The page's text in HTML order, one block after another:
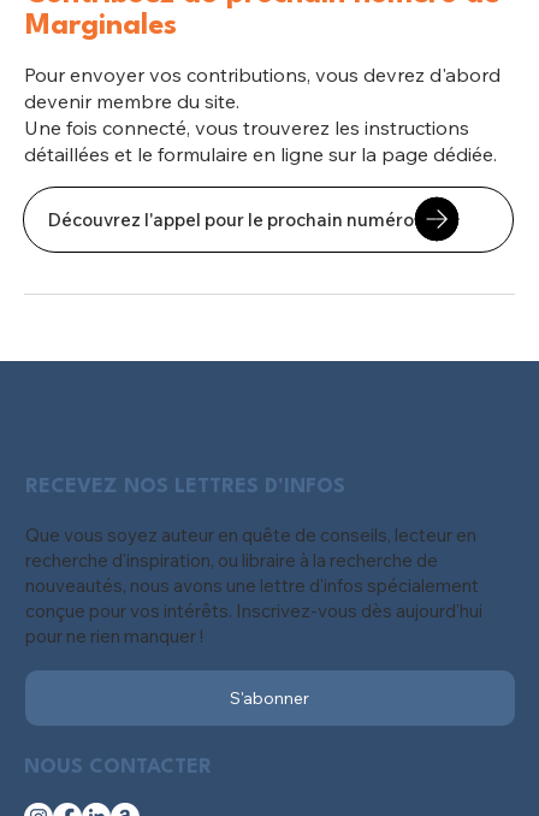
Marginales
Pour envoyer vos contributions, vous devrez d'abord
devenir membre du site.
Une fois connecté, vous trouverez les instructions
détaillées et le formulaire en ligne sur la page dédiée.
Découvrez l'appel pour le prochain numéro
NOUS CONTACTER
RECEVEZ NOS LETTRES D'INFOS
Que vous soyez auteur en quête de conseils, lecteur en
recherche d'inspiration, ou libraire à la recherche de
nouveautés, nous avons une lettre d'infos spécialement
conçue pour vos intérêts. Inscrivez-vous dès aujourd'hui
pour ne rien manquer !
S'abonner